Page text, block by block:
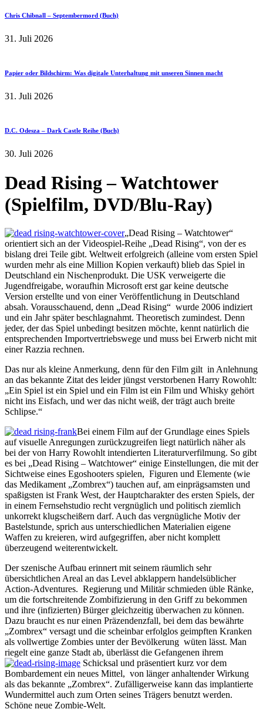
Chris Chibnall – Septembermord (Buch)
31. Juli 2026
Papier oder Bildschirm: Was digitale Unterhaltung mit unseren Sinnen macht
31. Juli 2026
D.C. Odesza – Dark Castle Reihe (Buch)
30. Juli 2026
Dead Rising – Watchtower
(Spielfilm, DVD/Blu-Ray)
„Dead Rising – Watchtower“
orientiert sich an der Videospiel-Reihe „Dead Rising“, von der es
bislang drei Teile gibt. Weltweit erfolgreich (alleine vom ersten Spiel
wurden mehr als eine Million Kopien verkauft) blieb das Spiel in
Deutschland ein Nischenprodukt. Die USK verweigerte die
Jugendfreigabe, woraufhin Microsoft erst gar keine deutsche
Version erstellte und von einer Veröffentlichung in Deutschland
absah. Vorausschauend, denn „Dead Rising“ wurde 2006 indiziert
und ein Jahr später beschlagnahmt. Theoretisch zumindest. Denn
jeder, der das Spiel unbedingt besitzen möchte, kennt natürlich die
entsprechenden Importvertriebswege und muss bei Erwerb nicht mit
einer Razzia rechnen.
Das nur als kleine Anmerkung, denn für den Film gilt in Anlehnung
an das bekannte Zitat des leider jüngst verstorbenen Harry Rowohlt:
„Ein Spiel ist ein Spiel und ein Film ist ein Film und Whisky gehört
nicht ins Eisfach, und wer das nicht weiß, der trägt auch breite
Schlipse.“
Bei einem Film auf der Grundlage eines Spiels
auf visuelle Anregungen zurückzugreifen liegt natürlich näher als
bei der von Harry Rowohlt intendierten Literaturverfilmung. So gibt
es bei „Dead Rising – Watchtower“ einige Einstellungen, die mit der
Sichtweise eines Egoshooters spielen, Figuren und Elemente (wie
das Medikament „Zombrex“) tauchen auf, am einprägsamsten und
spaßigsten ist Frank West, der Hauptcharakter des ersten Spiels, der
in einem Fernsehstudio recht vergnüglich und politisch ziemlich
unkorrekt klugscheißern darf. Auch das vergnügliche Motiv der
Bastelstunde, sprich aus unterschiedlichen Materialien eigene
Waffen zu kreieren, wird aufgegriffen, aber nicht komplett
überzeugend weiterentwickelt.
Der szenische Aufbau erinnert mit seinem räumlich sehr
übersichtlichen Areal an das Level abklappern handelsüblicher
Action-Adventures. Regierung und Militär schmieden üble Ränke,
um die fortschreitende Zombifizierung in den Griff zu bekommen
und ihre (infizierten) Bürger gleichzeitig überwachen zu können.
Dazu braucht es nur einen Präzendenzfall, bei dem das bewährte
„Zombrex“ versagt und die scheinbar erfolglos geimpften Kranken
als vollwertige Zombies unter der Bevölkerung wüten lässt. Man
riegelt eine ganze Stadt ab, überlässt die Gefangenen ihrem
Schicksal und präsentiert kurz vor dem
Bombardement ein neues Mittel, von länger anhaltender Wirkung
als das bekannte „Zombrex“. Zufälligerweise kann das implantierte
Wundermittel auch zum Orten seines Trägers benutzt werden.
Schöne neue Zombie-Welt.